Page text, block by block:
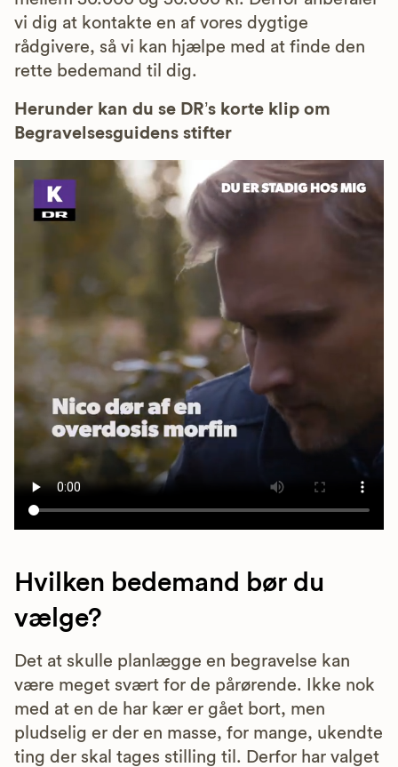
vi dig at kontakte en af vores dygtige
rådgivere, så vi kan hjælpe med at finde den
rette bedemand til dig.
Herunder kan du se DR’s korte klip om
Begravelsesguidens stifter
Hvilken bedemand bør du
vælge?
Det at skulle planlægge en begravelse kan
være meget svært for de pårørende. Ikke nok
med at en de har kær er gået bort, men
pludselig er der en masse, for mange, ukendte
ting der skal tages stilling til. Derfor har valget